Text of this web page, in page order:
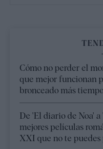
Cómo no perder el
que mejor funcionan
bronceado más
De 'El diario de Noa'
mejores películas
XXI que no te